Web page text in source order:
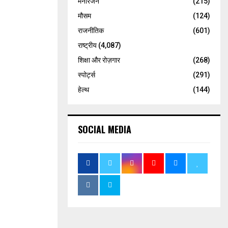
मौसम
(124)
राजनीतिक
(601)
राष्ट्रीय (4,087)
शिक्षा और रोज़गार
(268)
स्पोर्ट्स
(291)
हेल्थ
(144)
SOCIAL MEDIA